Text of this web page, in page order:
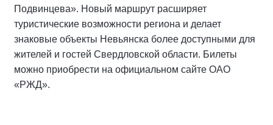
Подвинцева». Новый маршрут расширяет
туристические возможности региона и делает
знаковые объекты Невьянска более доступными для
жителей и гостей Свердловской области. Билеты
можно приобрести на официальном сайте ОАО
«РЖД».